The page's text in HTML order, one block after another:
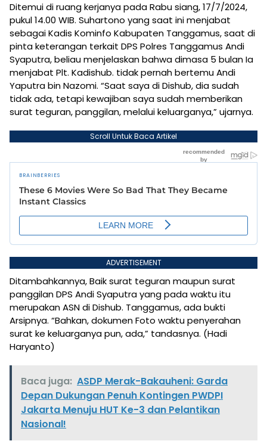
Ditemui di ruang kerjanya pada Rabu siang, 17/7/2024,
pukul 14.00 WIB. Suhartono yang saat ini menjabat
sebagai Kadis Kominfo Kabupaten Tanggamus, saat di
pinta keterangan terkait DPS Polres Tanggamus Andi
Syaputra, beliau menjelaskan bahwa dimasa 5 bulan Ia
menjabat Plt. Kadishub. tidak pernah bertemu Andi
Yaputra bin Nazomi. “Saat saya di Dishub, dia sudah
tidak ada, tetapi kewajiban saya sudah memberikan
surat teguran, panggilan, melalui keluarganya,” ujarnya.
Scroll Untuk Baca Artikel
ADVERTISEMENT
Ditambahkannya, Baik surat teguran maupun surat
panggilan DPS Andi Syaputra yang pada waktu itu
merupakan ASN di Dishub. Tanggamus, ada bukti
Arsipnya. “Bahkan, dokumen Foto waktu penyerahan
surat ke keluarganya pun, ada,” tandasnya. (Hadi
Haryanto)
Baca juga: ASDP Merak-Bakauheni: Garda
Depan Dukungan Penuh Kontingen PWDPI
Jakarta Menuju HUT Ke-3 dan Pelantikan
Nasional!